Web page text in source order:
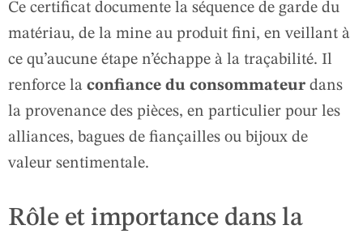
Ce certificat documente la séquence de garde du
matériau, de la mine au produit fini, en veillant à
ce qu’aucune étape n’échappe à la traçabilité. Il
renforce la confiance du consommateur dans
la provenance des pièces, en particulier pour les
alliances, bagues de fiançailles ou bijoux de
valeur sentimentale.
Rôle et importance dans la